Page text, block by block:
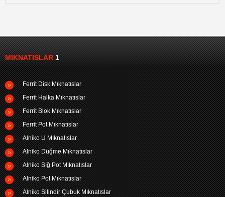
MIKNATISLAR1
Ferrit Disk Mıknatıslar
Ferrit Halka Mıknatıslar
Ferrit Blok Mıknatıslar
Ferrit Pot Mıknatıslar
Alniko U Mıknatıslar
Alniko Düğme Mıknatıslar
Alniko Sığ Pot Mıknatıslar
Alniko Pot Mıknatıslar
Alniko Silindir Çubuk Mıknatıslar